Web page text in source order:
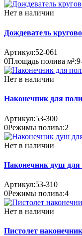
Нет в наличии
Дождеватель
Артикул:52-061
0Площадь полива м²:
Нет в наличии
Наконечник для
Артикул:53-300
0Режимы полива:2
Нет в наличии
Наконечник душ для
Артикул:53-310
0Режимы полива:4
Нет в наличии
Пистолет